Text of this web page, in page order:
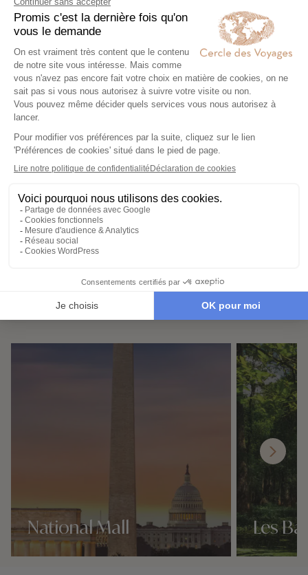
Hébergements, transports, formalités,
expériences exclusives : nous nous
chargeons de tout. Il ne vous reste plus
qu’à partir !
04 Partez l’esprit léger
Sur place, notre conciergerie reste
Destinations à proximité de Le
River Walk de San Antonio
National Mall Les